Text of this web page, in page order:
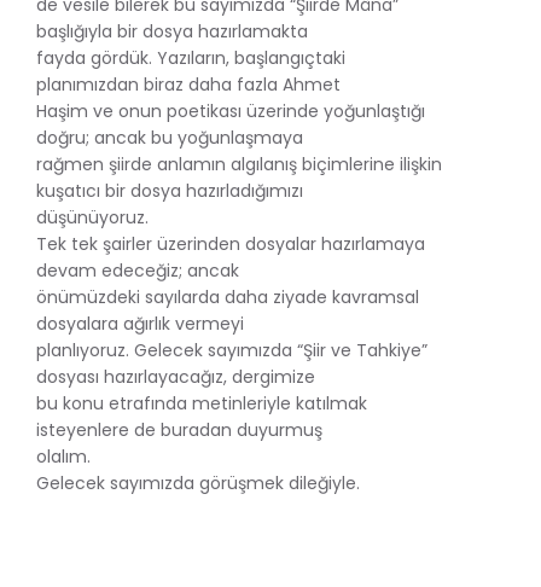
başlığıyla bir dosya hazırlamakta
fayda gördük. Yazıların, başlangıçtaki
planımızdan biraz daha fazla Ahmet
Haşim ve onun poetikası üzerinde yoğunlaştığı
doğru; ancak bu yoğunlaşmaya
rağmen şiirde anlamın algılanış biçimlerine ilişkin
kuşatıcı bir dosya hazırladığımızı
düşünüyoruz.
Tek tek şairler üzerinden dosyalar hazırlamaya
devam edeceğiz; ancak
önümüzdeki sayılarda daha ziyade kavramsal
dosyalara ağırlık vermeyi
planlıyoruz. Gelecek sayımızda “Şiir ve Tahkiye”
dosyası hazırlayacağız, dergimize
bu konu etrafında metinleriyle katılmak
isteyenlere de buradan duyurmuş
olalım.
Gelecek sayımızda görüşmek dileğiyle.